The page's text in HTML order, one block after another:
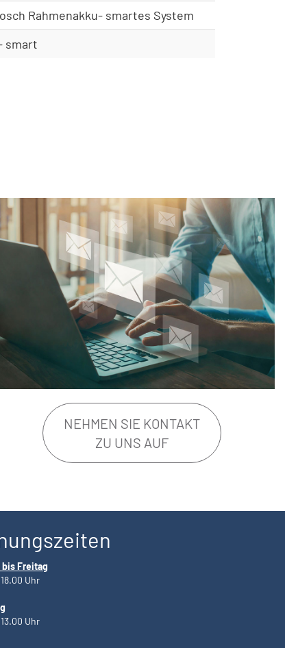
Rahmenakku- smartes System
smart
NEHMEN SIE KONTAKT
ZU UNS AUF
bis Freitag
Uhr
Uhr